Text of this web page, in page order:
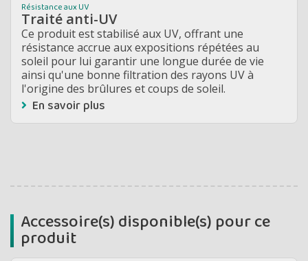
Résistance aux UV
Traité anti-UV
Ce produit est stabilisé aux UV, offrant une
résistance accrue aux expositions répétées au
soleil pour lui garantir une longue durée de vie
ainsi qu'une bonne filtration des rayons UV à
l'origine des brûlures et coups de soleil.
En savoir plus
Accessoire(s) disponible(s) pour ce
produit